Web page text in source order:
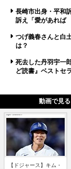
長崎市出身・平和
訴え「愛があれば
つげ義春さんと白
は？
死去した丹羽宇一
ど読書』ベストセ
動画で見る
【ドジャース】キム・